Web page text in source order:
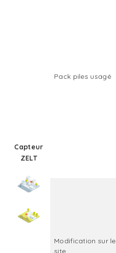
Capteur
ZELT
Pack piles usagé
Modification sur le
site